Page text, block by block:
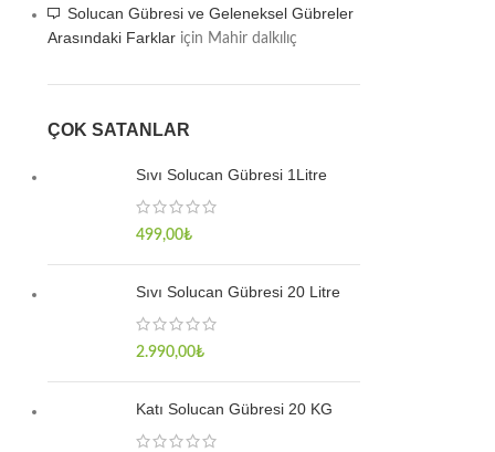
Solucan Gübresi ve Geleneksel Gübreler
Arasındaki Farklariçin Mahir dalkılıç
ÇOK SATANLAR
Sıvı Solucan Gübresi 1Litre
499,00₺
Sıvı Solucan Gübresi 20 Litre
2.990,00₺
Katı Solucan Gübresi 20 KG